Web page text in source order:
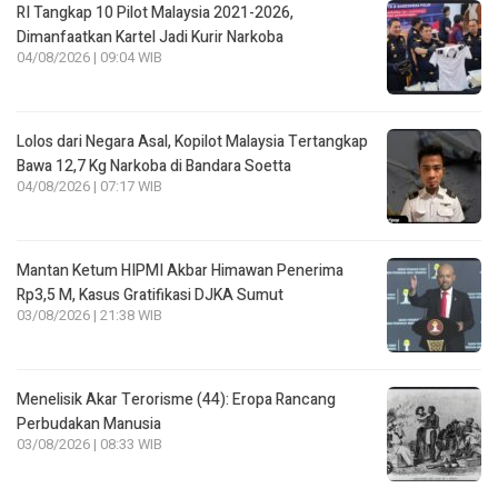
RI Tangkap 10 Pilot Malaysia 2021-2026,
Dimanfaatkan Kartel Jadi Kurir Narkoba
04/08/2026 | 09:04 WIB
Lolos dari Negara Asal, Kopilot Malaysia Tertangkap
Bawa 12,7 Kg Narkoba di Bandara Soetta
04/08/2026 | 07:17 WIB
Mantan Ketum HIPMI Akbar Himawan Penerima
Rp3,5 M, Kasus Gratifikasi DJKA Sumut
03/08/2026 | 21:38 WIB
Menelisik Akar Terorisme (44): Eropa Rancang
Perbudakan Manusia
03/08/2026 | 08:33 WIB